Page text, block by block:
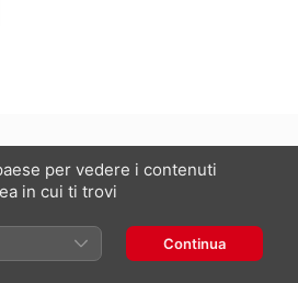
i diritti riservati.
per vedere i contenuti
in cui ti trovi
Continua